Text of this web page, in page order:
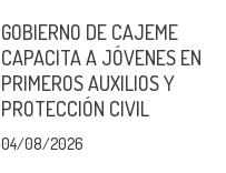
GOBIERNO DE CAJEME
CAPACITA A JÓVENES EN
PRIMEROS AUXILIOS Y
PROTECCIÓN CIVIL
04/08/2026